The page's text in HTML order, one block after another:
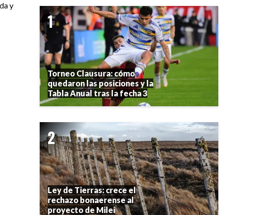
y
Torneo Clausura: cómo
quedaron las posiciones y la
Tabla Anual tras la fecha 3
Ley de Tierras: crece el
rechazo bonaerense al
proyecto de Milei